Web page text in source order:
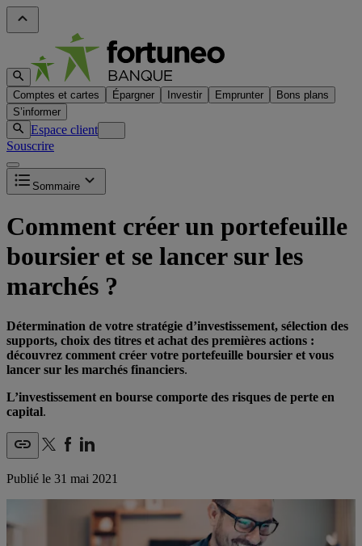
Comptes et cartes Épargner Investir Emprunter
Bons plans
S’informer
Espace client
Souscrire
Sommaire
Comment créer un portefeuille
boursier et se lancer sur les
marchés ?
Détermination de votre stratégie d’investissement, sélection des
supports, choix des titres et achat des premières actions :
découvrez comment créer votre portefeuille boursier et vous
lancer sur les marchés financiers.
L’investissement en bourse comporte des risques de perte en
capital.
Publié le 31 mai 2021